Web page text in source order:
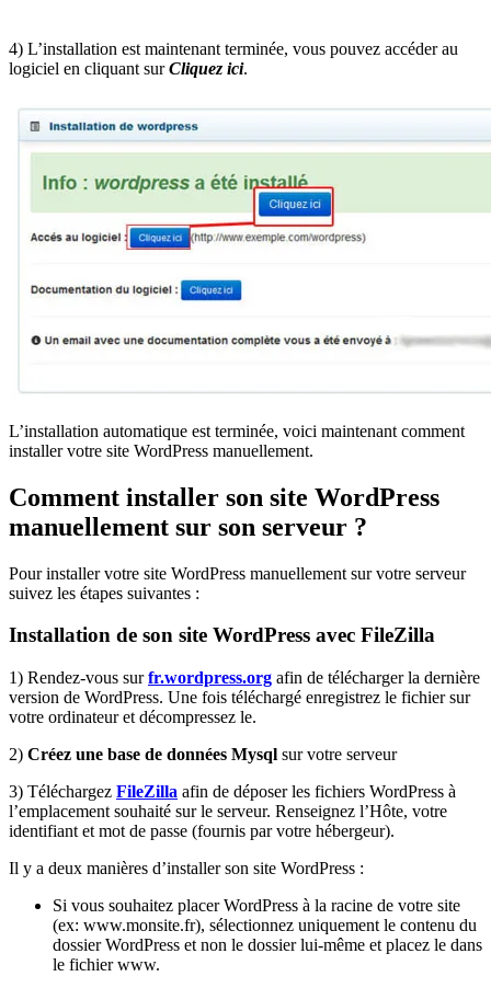
4) L’installation est maintenant terminée, vous pouvez accéder au
logiciel en cliquant surCliquez ici.
L’installation automatique est terminée, voici maintenant comment
installer votre site WordPress manuellement.
Comment installer son site WordPress
manuellement sur son serveur ?
Pour installer votre site WordPress manuellement sur votre serveur
suivez les étapes suivantes :
Installation de son site WordPress avec FileZilla
1) Rendez-vous surfr.wordpress.org afin de télécharger la dernière
version de WordPress. Une fois téléchargé enregistrez le fichier sur
votre ordinateur et décompressez le.
2) Créez une base de données Mysql sur votre serveur
3) Téléchargez FileZilla afin de déposer les fichiers WordPress à
l’emplacement souhaité sur le serveur. Renseignez l’Hôte, votre
identifiant et mot de passe (fournis par votre hébergeur).
Il y a deux manières d’installer son site WordPress :
Si vous souhaitez placer WordPress à la racine de votre site
(ex: www.monsite.fr), sélectionnez uniquement le contenu du
dossier WordPress et non le dossier lui-même et placez le dans
le fichier www.